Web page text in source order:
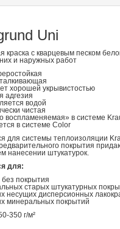
Uni
краска с кварцевым песком
и наружных работ
хорошей укрывистостью
адгезия
водой
чистая
воспламеняемая» в системе
в системе Color
для системы теплоизоляции
покрытия
нанесении штукатурок.
для:
покрытия
старых штукатурных
несущих дисперсионных
минеральных покрытий
350 г/м²